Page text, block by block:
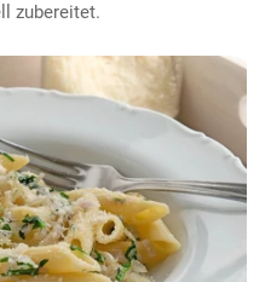
zubereitet.